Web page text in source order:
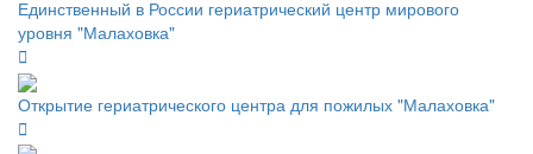
Единственный в России гериатрический центр мирового
уровня "Малаховка"
Открытие гериатрического центра для пожилых "Малаховка"